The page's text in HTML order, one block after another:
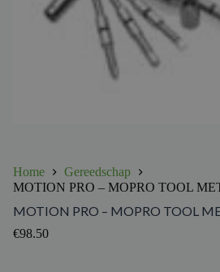
Home
Gereedschap
MOTION PRO – MOPRO TOOL
MOTION PRO – MOPRO TOOL
€98.50